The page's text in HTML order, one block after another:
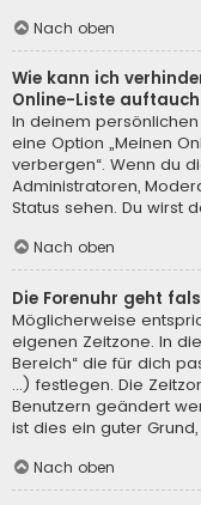
Nach oben
Wie kann ich
Online-Liste
In deinem
eine Option „Meinen
verbergen“. Wenn du
Administratoren,
Status sehen. Du wirst
Nach oben
Die Forenuhr geht
Möglicherweise
eigenen Zeitzone. In
Bereich“ die für dich
...) festlegen. Die
Benutzern geändert
ist dies ein guter
Nach oben